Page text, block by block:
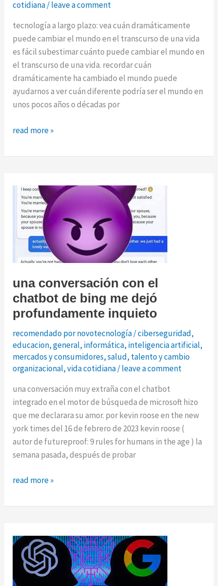
cotidiana/leave a comment
tecnología a largo plazo: vea cuán dramáticamente
puede cambiar el mundo en el transcurso de una vida
es fácil subestimar cuánto puede cambiar el mundo en
el transcurso de una vida. recordar cuán
dramáticamente ha cambiado el mundo puede
ayudarnos a ver cuán diferente podría ser el mundo en
unos pocos años o décadas por
tecnología
largo
cuán
dramáticamente
puede
cambiar
mundo
el
transcurso
de
vida
read more »
una conversación con el
chatbot de bing me dejó
profundamente inquieto
recomendado por novotecnología/ciberseguridad,
educacion,general, informática, inteligencia artificial,
mercados y consumidores,salud, talento y cambio
organizacional,vida cotidiana/leave a comment
una conversación muy extraña con el chatbot
integrado en el motor de búsqueda de microsoft hizo
que me declarara su amor. por kevin roose en the new
york times del 16 de febrero de 2023 kevin roose (
autor de futureproof: 9 rules for humans in the age ) la
semana pasada, después de probar
una
con
de
bing
read more »